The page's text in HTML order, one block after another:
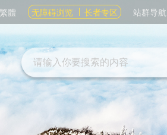
繁體 无障碍浏览 长者专区 站群导航